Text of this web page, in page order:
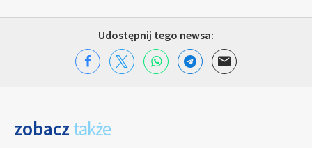
Udostępnij tego newsa:
zobacz także